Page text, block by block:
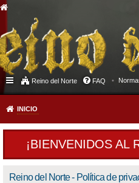
Reino del Norte FAQ
INICIO
¡BIENVENIDOS AL
Reino del Norte - Política de